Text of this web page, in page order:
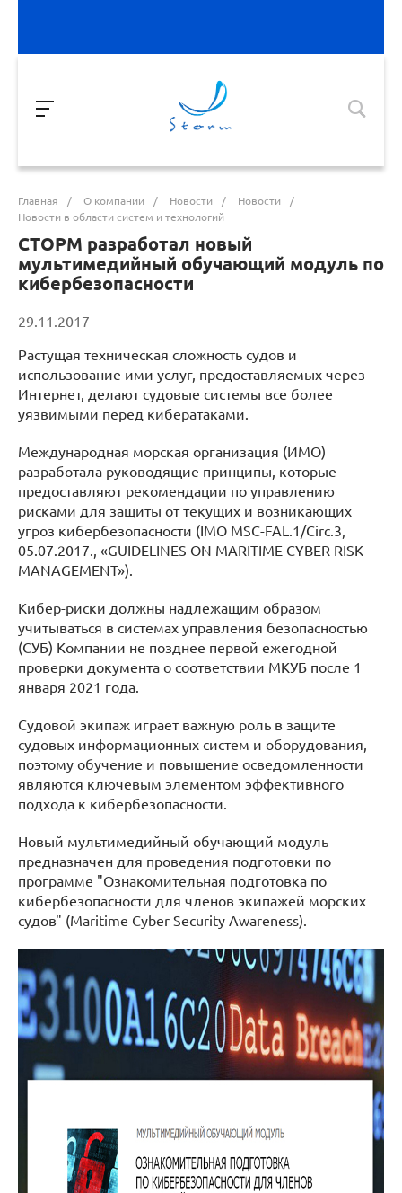
Главная / О компании / Новости / Новости
/
Новости в области систем и технологий
СТОРМ разработал новый
мультимедийный обучающий модуль по
кибербезопасности
29.11.2017
Растущая техническая сложность судов и
использование ими услуг, предоставляемых через
Интернет, делают судовые системы все более
уязвимыми перед кибератаками.
Международная морская организация (ИМО)
разработала руководящие принципы, которые
предоставляют рекомендации по управлению
рисками для защиты от текущих и возникающих
угроз кибербезопасности (IMO MSC-FAL.1/Circ.3,
05.07.2017., «GUIDELINES ON MARITIME CYBER RISK
MANAGEMENT»).
Кибер-риски должны надлежащим образом
учитываться в системах управления безопасностью
(СУБ) Компании не позднее первой ежегодной
проверки документа о соответствии МКУБ после 1
января 2021 года.
Судовой экипаж играет важную роль в защите
судовых информационных систем и оборудования,
поэтому обучение и повышение осведомленности
являются ключевым элементом эффективного
подхода к кибербезопасности.
Новый мультимедийный обучающий модуль
предназначен для проведения подготовки по
программе "Ознакомительная подготовка по
кибербезопасности для членов экипажей морских
судов" (Maritime Cyber Security Awareness).